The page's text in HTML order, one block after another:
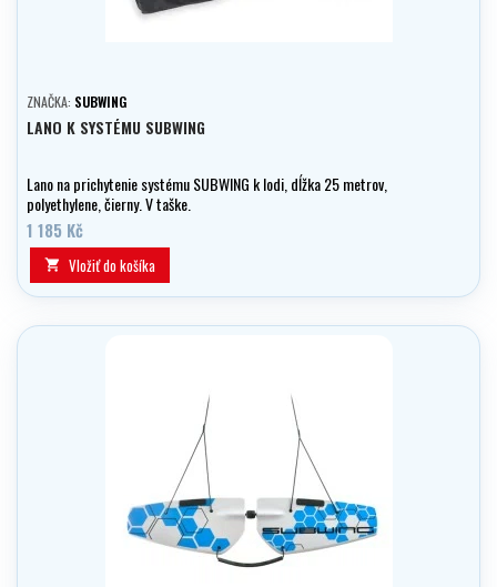
ZNAČKA: SUBWING
LANO K SYSTÉMU SUBWING
Lano na prichytenie systému SUBWING k lodi, dĺžka 25 metrov,
polyethylene, čierny. V taške.
1 185 Kč
 Vložiť do košíka